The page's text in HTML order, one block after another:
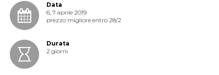
Data
6, 7 aprile 2019
prezzo migliore entro 28/2
Durata
2 giorni